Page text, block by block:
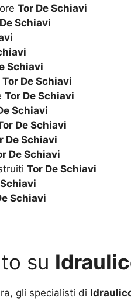
Tor De Schiavi
Schiavi
Schiavi
Tor De Schiavi
Tor De Schiavi
Schiavi
De Schiavi
De Schiavi
De Schiavi
Tor De Schiavi
Schiavi
su
gli specialisti di